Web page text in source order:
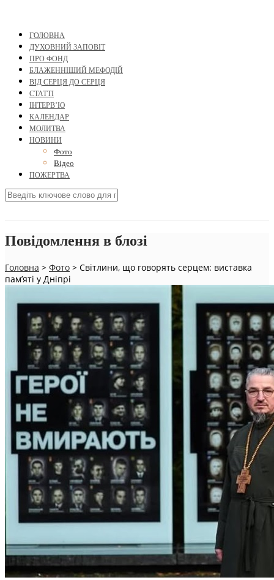
ГОЛОВНА
ДУХОВНИЙ ЗАПОВІТ
ПРО ФОНД
БЛАЖЕННІШИЙ МЕФОДІЙ
ВІД СЕРЦЯ ДО СЕРЦЯ
СТАТТІ
ІНТЕРВ’Ю
КАЛЕНДАР
МОЛИТВА
НОВИНИ
Фото
Відео
ПОЖЕРТВА
Повідомлення в блозі
Головна > Фото > Світлини, що говорять серцем: виставка
пам’яті у Дніпрі